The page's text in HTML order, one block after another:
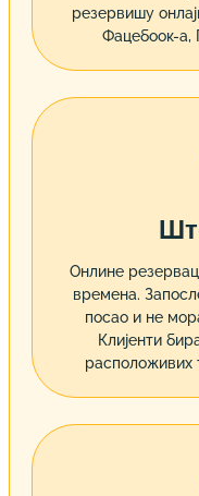
резервишу
Фацебоок-а,
Онлине
времена.
посао и не
Клијенти
расположивих